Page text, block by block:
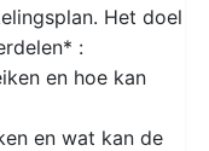
Het doel
:
en hoe kan
en wat kan de